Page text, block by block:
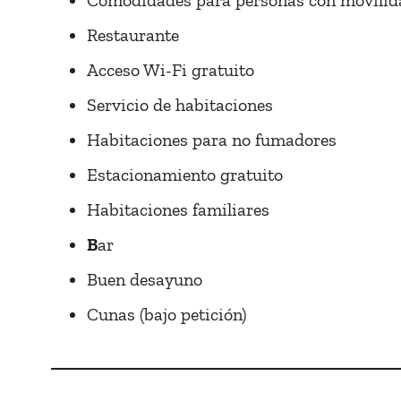
Restaurante
Acceso Wi-Fi gratuito
Servicio de habitaciones
Habitaciones para no fumadores
Estacionamiento gratuito
Habitaciones familiares
Bar
Buen desayuno
Cunas (bajo petición)